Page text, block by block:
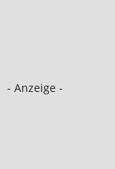
- Anzeige -